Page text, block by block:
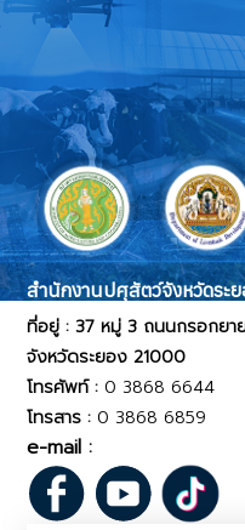
สำนักงานปศุสัตว์จังหวัดระ
ที่อยู่ : 37 หมู่ 3 ถนนกรอกยา
จังหวัดระยอง 21000
โทรศัพท์ : 0 3868 6644
โทรสาร : 0 3868 6859
e-mail :